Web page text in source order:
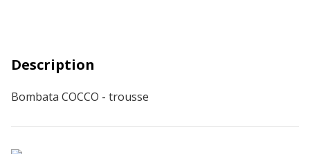
Description
Bombata COCCO - trousse